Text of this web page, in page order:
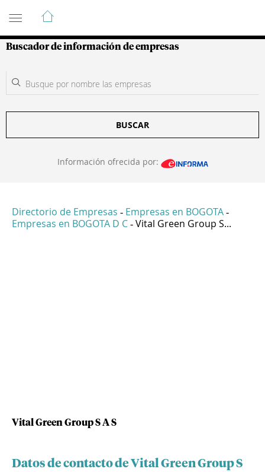
Guía de Empresas Colombianas
Buscador de información de empresas
BUSCAR
Información ofrecida por:
Directorio de Empresas - Empresas en BOGOTA -
Empresas en BOGOTA D C - Vital Green Group S...
Vital Green Group S A S
Datos de contacto de Vital Green Group S